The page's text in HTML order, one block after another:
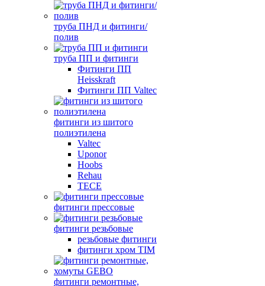
труба ПНД и фитинги/
полив
труба ПП и фитинги
Фитинги ПП
Heisskraft
Фитинги ПП Valtec
фитинги из шитого
полиэтилена
Valtec
Uponor
Hoobs
Rehau
TECE
фитинги прессовые
фитинги резьбовые
резьбовые фитинги
фитинги хром TIM
фитинги ремонтные,